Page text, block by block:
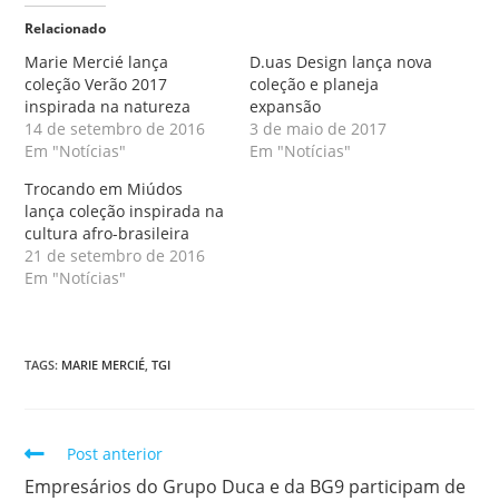
Relacionado
Marie Mercié lança
coleção Verão 2017
inspirada na natureza
14 de setembro de 2016
Em "Notícias"
D.uas Design lança nova
coleção e planeja
expansão
3 de maio de 2017
Em "Notícias"
Trocando em Miúdos
lança coleção inspirada na
cultura afro-brasileira
21 de setembro de 2016
Em "Notícias"
TAGS: MARIE MERCIÉ, TGI
Post anterior
Empresários do Grupo Duca e da BG9 participam de